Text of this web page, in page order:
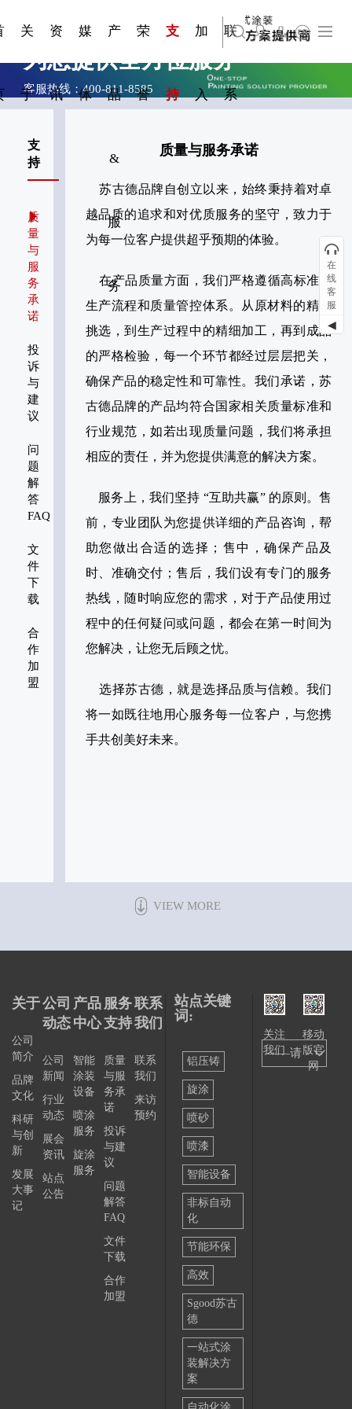
关
于
发展大事记
资
讯
媒
体
产
品
&
服
务
荣
誉
支
持
加
入
联
系
上海苏古德智能设备有限公司
English
为您提供全方位服务
客服热线：400-811-8585
客服上班时间：08:00—17:00
支
持
质
量
与
服
务
承
诺
投
诉
与
建
议
问
题
解
答
FAQ
文
件
下
载
合
作
加
盟
质量与服务承诺
苏古德品牌自创立以来，始终秉持着对卓
越品质的追求和对优质服务的坚守，致力于
为每一位客户提供超乎预期的体验。
在产品质量方面，我们严格遵循高标准的
生产流程和质量管控体系。从原材料的精心
挑选，到生产过程中的精细加工，再到成品
的严格检验，每一个环节都经过层层把关，
确保产品的稳定性和可靠性。我们承诺，苏
古德品牌的产品均符合国家相关质量标准和
行业规范，如若出现质量问题，我们将承担
相应的责任，并为您提供满意的解决方案。
服务上，我们坚持 “互助共赢” 的原则。售
前，专业团队为您提供详细的产品咨询，帮
助您做出合适的选择；售中，确保产品及
时、准确交付；售后，我们设有专门的服务
热线，随时响应您的需求，对于产品使用过
程中的任何疑问或问题，都会在第一时间为
您解决，让您无后顾之忧。
选择苏古德，就是选择品质与信赖。我们
将一如既往地用心服务每一位客户，与您携
手共创美好未来。
VIEW MORE
关于
公司
简介
品牌
文化
科研
与创
新
发展
大事
记
公司
动态
公司
新闻
行业
动态
展会
资讯
站点
公告
产品
中心
智能
涂装
设备
喷涂
服务
旋涂
服务
服务
支持
质量
与服
务承
诺
投诉
与建
议
问题
解答
FAQ
文件
下载
合作
加盟
联系
我们
联系
我们
来访
预约
站点关键
词:
铝压铸
旋涂
喷砂
喷漆
智能设备
非标自动
化
节能环保
高效
Sgood苏古
德
一站式涂
装解决方
案
关注
我们
移动
版官
网
——请
在
线
客
服
◀